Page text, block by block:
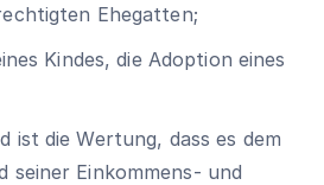
Ehegatten;
Kindes, die Adoption eines
ist die Wertung, dass es dem
seiner Einkommens- und